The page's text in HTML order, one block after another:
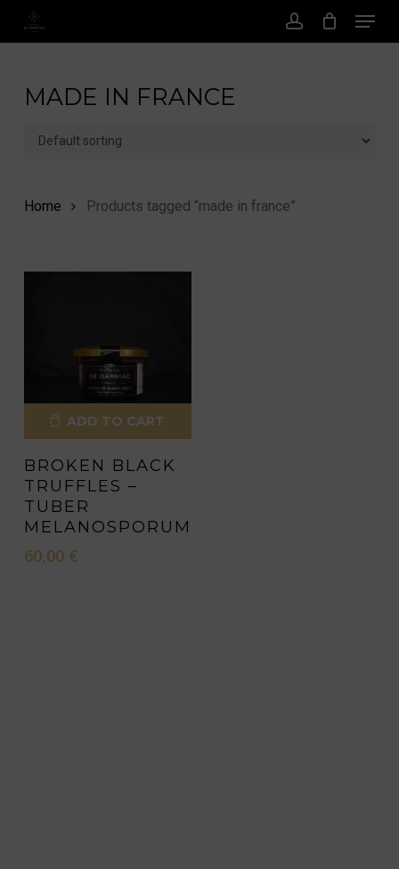
content
account
Menu
MADE IN FRANCE
Home Products tagged “made in france”
ADD TO CART
BROKEN BLACK
TRUFFLES –
TUBER
MELANOSPORUM
60,00 €